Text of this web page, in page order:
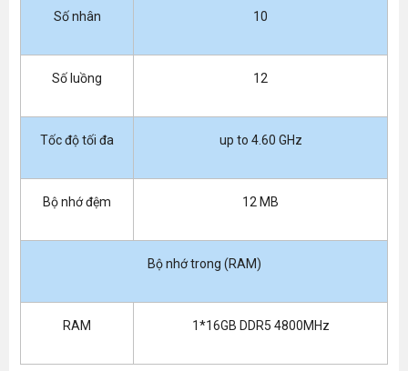
Số nhân 10
Số luồng 12
Tốc độ tối đa up to 4.60 GHz
Bộ nhớ đệm 12 MB
Bộ nhớ trong (RAM)
RAM 1*16GB DDR5 4800MHz